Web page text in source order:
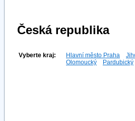
Česká republika
Vyberte kraj: Hlavní město Praha
Olomoucký
Pardubický